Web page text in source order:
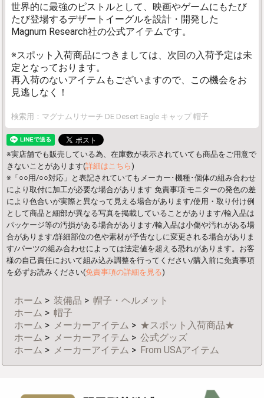
世界的に最強のピストルとして、映画やゲームにもたび
たび登場するデザートイーグルを設計・開発した
Magnum Research社の公式アイテムです。
※スポット入荷商品につきましては、次回の入荷予定は未
定となっております。
再入荷のないアイテムもございますので、この機会をお
見逃しなく！
検索用：マグナムリサーチ DE Desert Eagle キャップ 帽子
※実店舗でも販売している為、在庫数が表示されていても商品をご用意で
きないことがあります(詳細はこちら)
※「○○用/○○対応」と表記されていてもメーカー･機種･個体の組み合わせ
により取付に加工が必要な場合があります 免責事項:モニターの発色の差
により色合いが実際と異なって見える場合があります/使用・取り付け例
として商品と細部が異なる写真を掲載していることがあります/輸入品は
パッケージ等の汚損がある場合があります/輸入品は小傷や汚れがある場
合があります/詳細部位の色や素材が予告なしに変更される場合がありま
す/パーツの組み合わせによっては法定値を超える恐れがあります。お客
様の自己責任において組み込み調整を行ってください/購入前に免責事項
を必ずお読みください(免責事項の詳細を見る)
ホーム > 装備品 > 帽子・ヘルメット
ホーム > 帽子
ホーム > メーカーアイテム > ★スポット入荷商品★
ホーム > メーカーアイテム > 公式グッズ
ホーム > メーカーアイテム > From USAアイテム